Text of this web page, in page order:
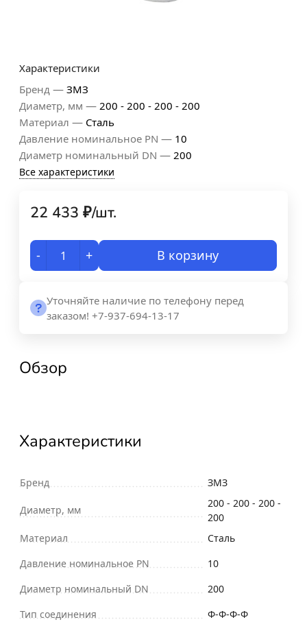
Характеристики
Бренд — ЗМЗ
Диаметр, мм — 200 - 200 - 200 - 200
Материал — Сталь
Давление номинальное PN — 10
Диаметр номинальный DN — 200
Все характеристики
22 433 ₽/шт.
- + В корзину
Уточняйте наличие по телефону перед
заказом! +7-937-694-13-17
Обзор
Характеристики
Бренд ЗМЗ
Диаметр, мм
200 - 200 - 200 -
200
Материал
Сталь
Давление номинальное PN
10
Диаметр номинальный DN
200
Тип соединения
Ф-Ф-Ф-Ф